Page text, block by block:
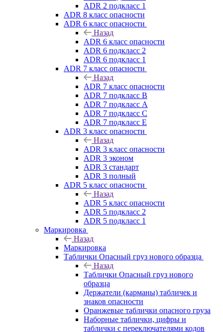
ADR 2 подкласс 1
ADR 8 класс опасности
ADR 6 класс опасности
Назад
ADR 6 класс опасности
ADR 6 подкласс 2
ADR 6 подкласс 1
ADR 7 класс опасности
Назад
ADR 7 класс опасности
ADR 7 подкласс B
ADR 7 подкласс A
ADR 7 подкласс C
ADR 7 подкласс E
ADR 3 класс опасности
Назад
ADR 3 класс опасности
ADR 3 эконом
ADR 3 стандарт
ADR 3 полный
ADR 5 класс опасности
Назад
ADR 5 класс опасности
ADR 5 подкласс 2
ADR 5 подкласс 1
Маркировка
Назад
Маркировка
Таблички Опасный груз нового образца
Назад
Таблички Опасный груз нового
образца
Держатели (карманы) табличек и
знаков опасности
Оранжевые таблички опасного груза
Наборные таблички, цифры и
таблички с переключателями кодов